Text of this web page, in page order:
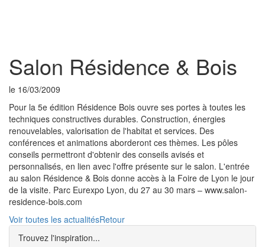
Salon Résidence & Bois
le 16/03/2009
Pour la 5e édition Résidence Bois ouvre ses portes à toutes les
techniques constructives durables. Construction, énergies
renouvelables, valorisation de l'habitat et services. Des
conférences et animations aborderont ces thèmes. Les pôles
conseils permettront d'obtenir des conseils avisés et
personnalisés, en lien avec l'offre présente sur le salon. L'entrée
au salon Résidence & Bois donne accès à la Foire de Lyon le jour
de la visite. Parc Eurexpo Lyon, du 27 au 30 mars – www.salon-
residence-bois.com
Voir toutes les actualitésRetour
Trouvez l'inspiration...